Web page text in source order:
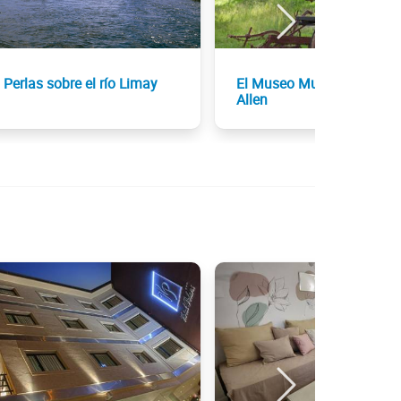
Perlas sobre el río Limay
El Museo Municipal de
Allen